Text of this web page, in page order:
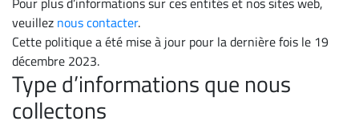
veuillez nous contacter.
Cette politique a été mise à jour pour la dernière fois le 19
décembre 2023.
Type d’informations que nous
collectons